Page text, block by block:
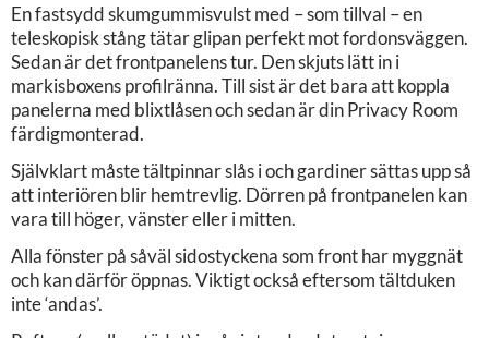
En fastsydd skumgummisvulst med – som tillval – en
teleskopisk stång tätar glipan perfekt mot fordonsväggen.
Sedan är det frontpanelens tur. Den skjuts lätt in i
markisboxens profilränna. Till sist är det bara att koppla
panelerna med blixtlåsen och sedan är din Privacy Room
färdigmonterad.
Självklart måste tältpinnar slås i och gardiner sättas upp så
att interiören blir hemtrevlig. Dörren på frontpanelen kan
vara till höger, vänster eller i mitten.
Alla fönster på såväl sidostyckena som front har myggnät
och kan därför öppnas. Viktigt också eftersom tältduken
inte ‘andas’.